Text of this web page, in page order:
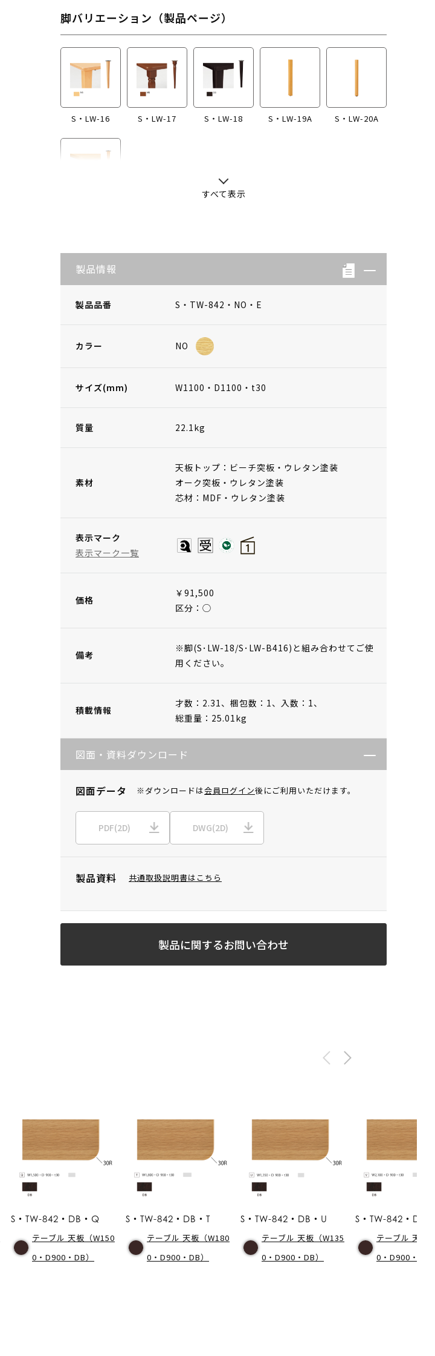
脚バリエーション（製品ページ）
S・LW-16 S・LW-17 S・LW-18 S・LW-19A S・LW-20A
すべて表示
製品情報
製品品番 S・TW-842・NO・E
カラー NO
サイズ(mm) W1100・D1100・t30
質量 22.1kg
素材
天板トップ：ビーチ突板・ウレタン塗装
オーク突板・ウレタン塗装
芯材：MDF・ウレタン塗装
表示マーク
表示マーク一覧
価格
￥91,500
区分：◯
備考
※脚(S･LW-18/S･LW-B416)と組み合わせてご使
用ください。
積載情報
才数：2.31、 梱包数：1、 入数：1、
総重量：25.01kg
図面・資料ダウンロード
図面データ ※ダウンロードは会員ログイン後にご利用いただけます。
PDF(2D) DWG(2D)
製品資料 共通取扱説明書はこちら
製品に関するお問い合わせ
S・TW-842・DB・Q
テーブル 天板（W150
0・D900・DB）
S・TW-842・DB・T
テーブル 天板（W180
0・D900・DB）
S・TW-842・DB・U
テーブル 天板（W135
0・D900・DB）
S・TW-842・DB
テーブル 天板
0・D900・DB